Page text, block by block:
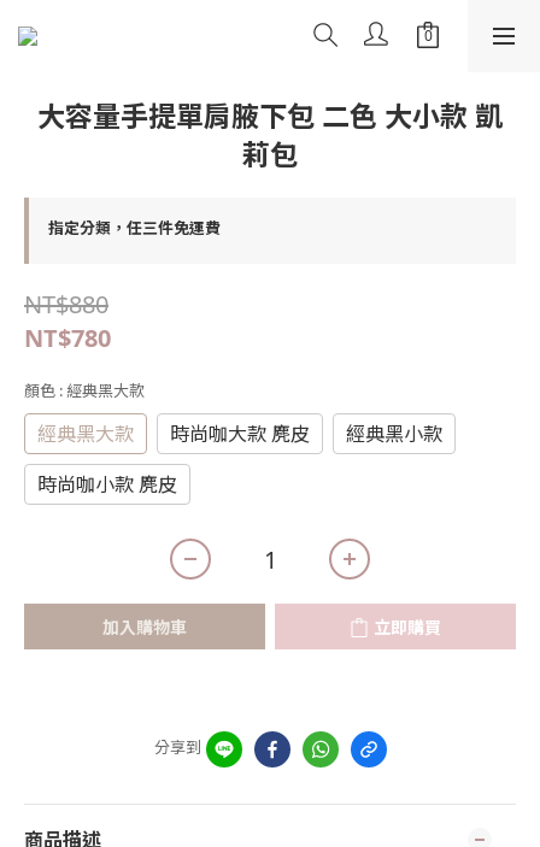
大容量手提單肩腋下包 二色 大小款 凱
莉包
指定分類，任三件免運費
NT$880
NT$780
顏色 : 經典黑大款
經典黑大款 時尚咖大款 麂皮
經典黑小款
時尚咖小款 麂皮
加入購物車 立即購買
分享到
商品描述